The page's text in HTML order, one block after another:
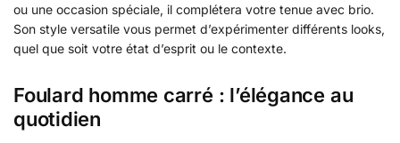
ou une occasion spéciale, il complétera votre tenue avec brio.
Son style versatile vous permet d’expérimenter différents looks,
quel que soit votre état d’esprit ou le contexte.
Foulard homme carré : l’élégance au
quotidien